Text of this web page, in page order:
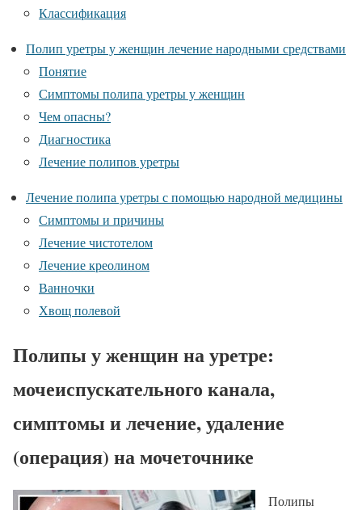
Классификация
Полип уретры у женщин лечение народными средствами
Понятие
Симптомы полипа уретры у женщин
Чем опасны?
Диагностика
Лечение полипов уретры
Лечение полипа уретры с помощью народной медицины
Симптомы и причины
Лечение чистотелом
Лечение креолином
Ванночки
Хвощ полевой
Полипы у женщин на уретре:
мочеиспускательного канала,
симптомы и лечение, удаление
(операция) на мочеточнике
Полипы